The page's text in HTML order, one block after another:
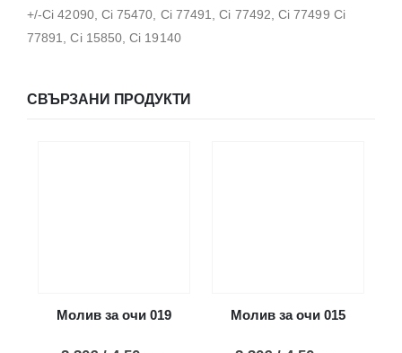
+/-Ci 42090, Ci 75470, Ci 77491, Ci 77492, Ci 77499 Ci
77891, Ci 15850, Ci 19140
СВЪРЗАНИ ПРОДУКТИ
Молив за очи 019 Молив за очи 015